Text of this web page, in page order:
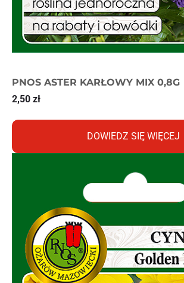
PNOS ASTER KARŁOWY MIX 0,8G
2,50 zł
DOWIEDZ SIĘ WIĘCEJ